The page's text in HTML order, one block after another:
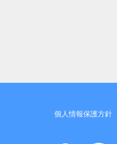
個人情報保護方針